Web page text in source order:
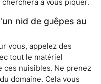
à vous piquer.
nid de guêpes au
vous, appelez des
tout le matériel
ces nuisibles. Ne prenez
domaine. Cela vous